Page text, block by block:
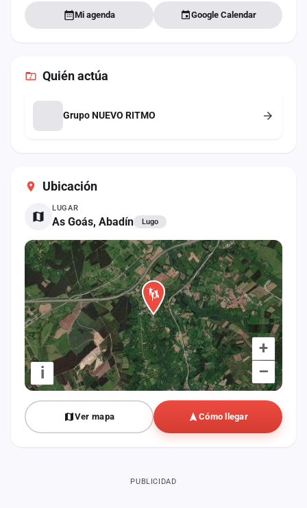
Ubicación
LUGAR
As Goás, Abadín Lugo
+
–
i
Ver mapa Cómo llegar
Mi agenda Google Calendar
Quién actúa
Grupo NUEVO RITMO
PUBLICIDAD